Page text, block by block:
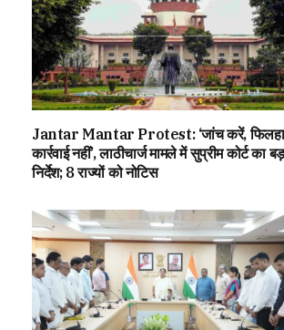
Jantar Mantar Protest: ‘जांच करें,
कार्रवाई नहीं’, लाठीचार्ज मामले में सुप्रीम कोर्ट का
निर्देश; 8 राज्यों को नोटिस